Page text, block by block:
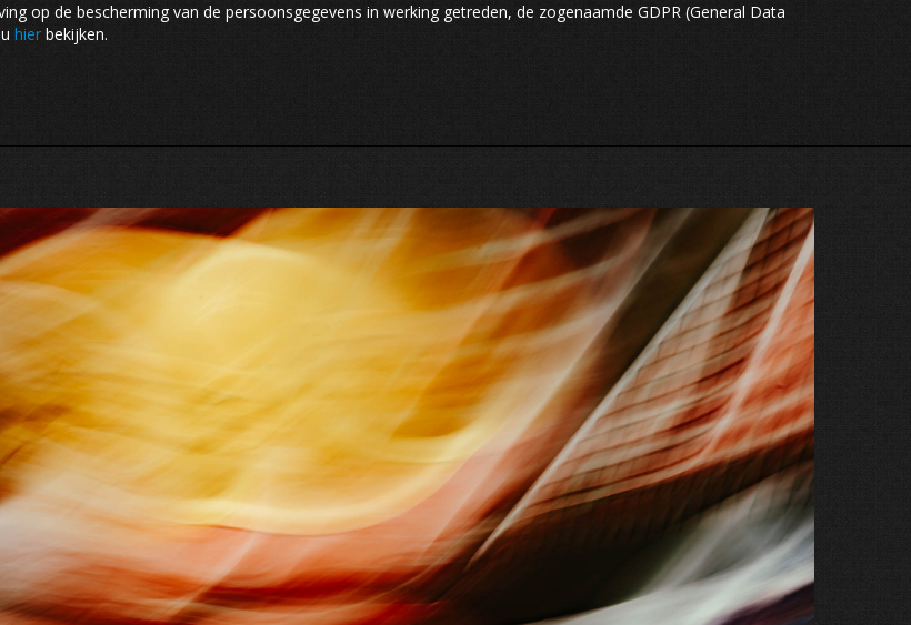
op de bescherming van de persoonsgegevens in werking getreden, de zogenaamde GDPR (General Data
hier bekijken.